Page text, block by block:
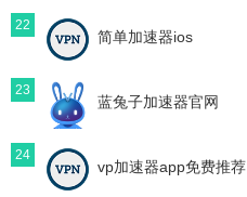
22
简单加速器ios
23
蓝兔子加速器官网
24
vp加速器app免费推荐